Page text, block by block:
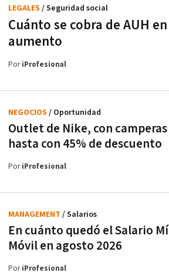
Cuánto se cobra de AUH
aumento
LEGALES / Seguridad social
PoriProfesional
Outlet de Nike, con
hasta con 45% de descuento
NEGOCIOS / Oportunidad
PoriProfesional
En cuánto quedó el Salario
Móvil en agosto 2026
MANAGEMENT / Salarios
PoriProfesional